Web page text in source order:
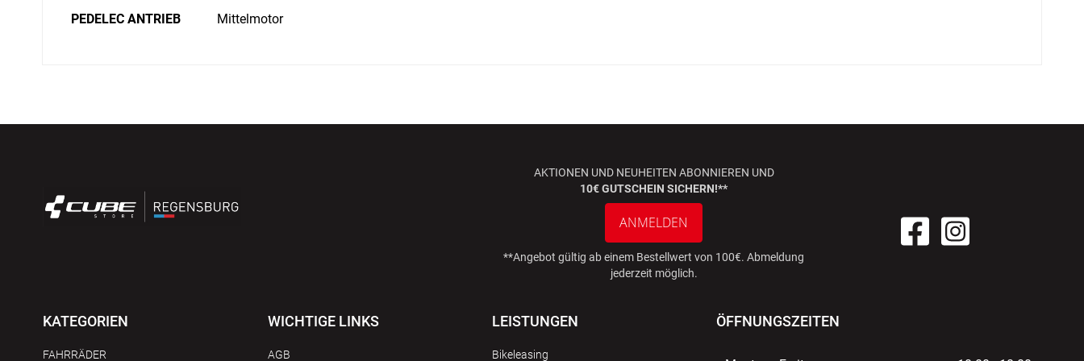
PEDELEC ANTRIEB Mittelmotor
AKTIONEN UND NEUHEITEN ABONNIEREN UND
10€ GUTSCHEIN SICHERN!**
ANMELDEN
**Angebot gültig ab einem Bestellwert von 100€. Abmeldung
jederzeit möglich.
ÖFFNUNGSZEITEN
KATEGORIEN
FAHRRÄDER
WICHTIGE LINKS
AGB
LEISTUNGEN
Bikeleasing